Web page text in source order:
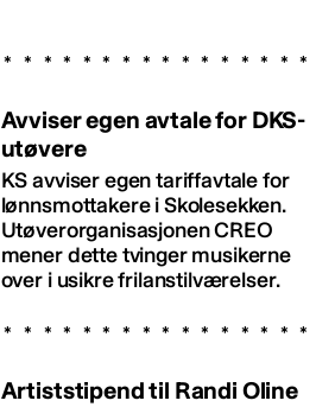
Avviser egen avtale for DKS-
utøvere
KS avviser egen tariffavtale for
lønnsmottakere i Skolesekken.
Utøverorganisasjonen CREO
mener dette tvinger musikerne
over i usikre frilanstilværelser.
Artiststipend til Randi Oline